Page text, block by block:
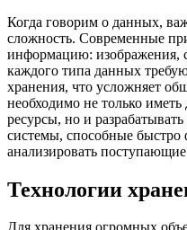
Когда говорим о данных,
сложность. Современные
информацию: изображения,
каждого типа данных
хранения, что усложняет
необходимо не только
ресурсы, но и
системы, способные быстро
анализировать
Технологии